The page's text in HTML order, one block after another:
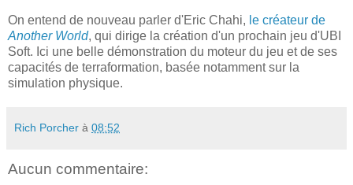
On entend de nouveau parler d'Eric Chahi, le créateur de
Another World, qui dirige la création d'un prochain jeu d'UBI
Soft. Ici une belle démonstration du moteur du jeu et de ses
capacités de terraformation, basée notamment sur la
simulation physique.
Rich Porcher à 08:52
Aucun commentaire: